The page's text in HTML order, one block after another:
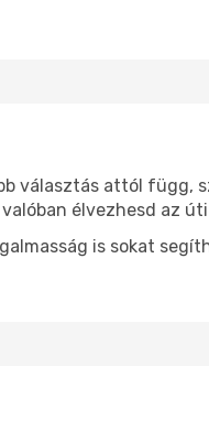
választás attól függ,
élvezhesd az
is sokat